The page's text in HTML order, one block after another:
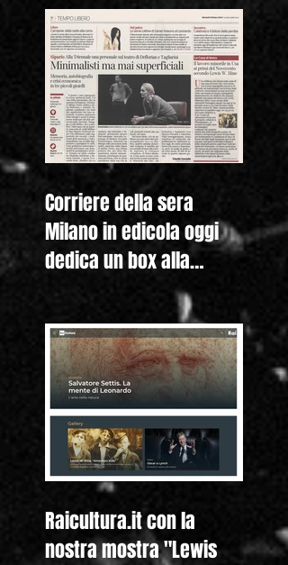
Corriere della sera
Milano in edicola oggi
dedica un box alla
nostra mostra "Lewis
Hine. Americ
Raicultura.it con la
nostra mostra "Lewis